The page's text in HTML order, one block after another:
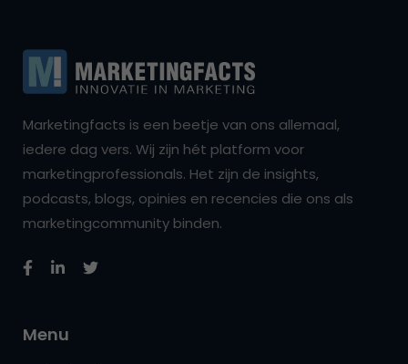
Marketingfacts is een beetje van ons allemaal,
iedere dag vers. Wij zijn hét platform voor
marketingprofessionals. Het zijn de insights,
podcasts, blogs, opinies en recencies die ons als
marketingcommunity binden.
Menu